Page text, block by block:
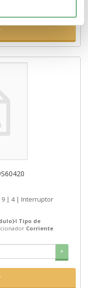
380V ref. A9S60420
4 Tipo de
Corriente
+